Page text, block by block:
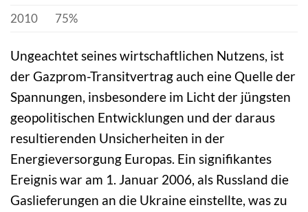
2010
75%
Ungeachtet seines wirtschaftlichen Nutzens, ist
der Gazprom-Transitvertrag auch eine Quelle der
Spannungen, insbesondere im Licht der jüngsten
geopolitischen Entwicklungen und der daraus
resultierenden Unsicherheiten in der
Energieversorgung Europas. Ein signifikantes
Ereignis war am 1. Januar 2006, als Russland die
Gaslieferungen an die Ukraine einstellte, was zu